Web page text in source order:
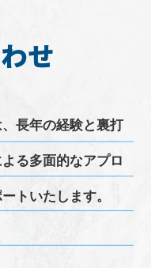
せ
長年の経験と裏打
る多面的なアプロ
トいたします。